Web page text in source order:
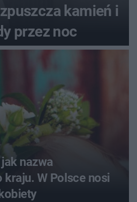
kamień i
przez noc
nazwa
kraju. W Polsce nosi